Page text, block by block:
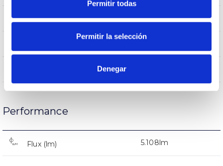
Permitir todas
Permitir la selección
Denegar
Indice d’étanchéité IP IP65
Performance
Flux (lm) 5.108lm